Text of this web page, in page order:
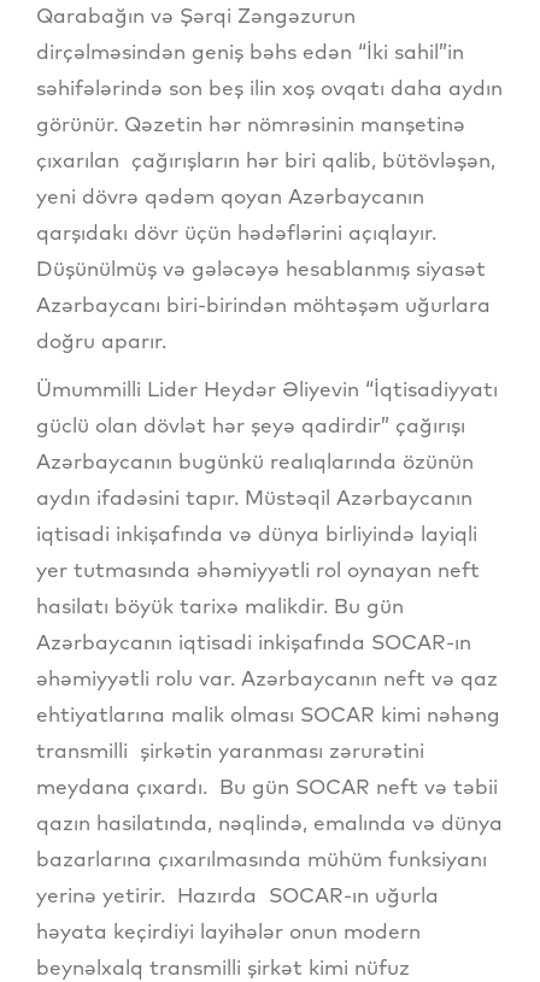
Qarabağın və Şərqi Zəngəzurun
dirçəlməsindən geniş bəhs edən “İki sahil”in
səhifələrində son beş ilin xoş ovqatı daha aydın
görünür. Qəzetin hər nömrəsinin manşetinə
çıxarılan çağırışların hər biri qalib, bütövləşən,
yeni dövrə qədəm qoyan Azərbaycanın
qarşıdakı dövr üçün hədəflərini açıqlayır.
Düşünülmüş və gələcəyə hesablanmış siyasət
Azərbaycanı biri-birindən möhtəşəm uğurlara
doğru aparır.
Ümummilli Lider Heydər Əliyevin “İqtisadiyyatı
güclü olan dövlət hər şeyə qadirdir” çağırışı
Azərbaycanın bugünkü realıqlarında özünün
aydın ifadəsini tapır. Müstəqil Azərbaycanın
iqtisadi inkişafında və dünya birliyində layiqli
yer tutmasında əhəmiyyətli rol oynayan neft
hasilatı böyük tarixə malikdir. Bu gün
Azərbaycanın iqtisadi inkişafında SOCAR-ın
əhəmiyyətli rolu var. Azərbaycanın neft və qaz
ehtiyatlarına malik olması SOCAR kimi nəhəng
transmilli şirkətin yaranması zərurətini
meydana çıxardı. Bu gün SOCAR neft və təbii
qazın hasilatında, nəqlində, emalında və dünya
bazarlarına çıxarılmasında mühüm funksiyanı
yerinə yetirir. Hazırda SOCAR-ın uğurla
həyata keçirdiyi layihələr onun modern
beynəlxalq transmilli şirkət kimi nüfuz